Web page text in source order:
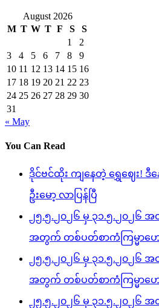
August 2026
M T W T F S
S
1
2
3
4 5 6 7 8
9
10 11 12 13 14 15 16
17 18 19 20 21 22 23
24 25 26 27 28 29 30
31
« May
You Can Read
ဒိုင်ဗင်ထိုး ကျနေတဲ့ ရွှေဈေး! ဒီ
ဦးမော့ လာပြန်ပြီ
၂၅.၅.၂၀၂၆ မှ ၃၁.၅.၂၀၂၆ အ
အတွက် တစ်ပတ်စာကံကြမ္မာဟေ
၂၅.၅.၂၀၂၆ မှ ၃၁.၅.၂၀၂၆ အ
အတွက် တစ်ပတ်စာကံကြမ္မာဟေ
၂၅.၅.၂၀၂၆ မှ ၃၁.၅.၂၀၂၆